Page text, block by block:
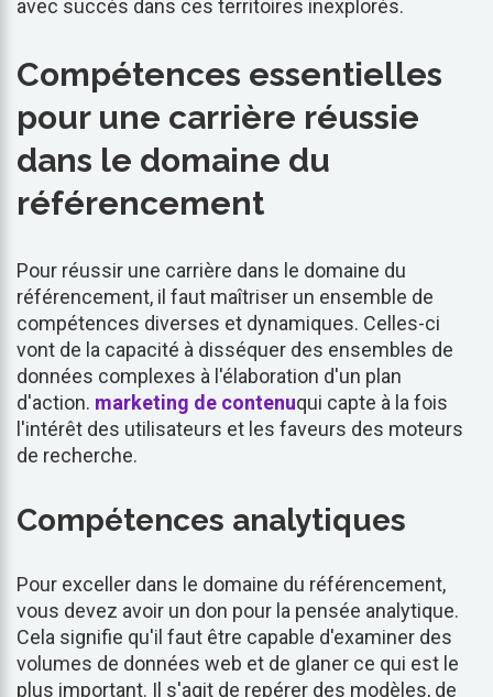
avec succès dans ces territoires inexplorés.
Compétences essentielles
pour une carrière réussie
dans le domaine du
référencement
Pour réussir une carrière dans le domaine du
référencement, il faut maîtriser un ensemble de
compétences diverses et dynamiques. Celles-ci
vont de la capacité à disséquer des ensembles de
données complexes à l'élaboration d'un plan
d'action. marketing de contenuqui capte à la fois
l'intérêt des utilisateurs et les faveurs des moteurs
de recherche.
Compétences analytiques
Pour exceller dans le domaine du référencement,
vous devez avoir un don pour la pensée analytique.
Cela signifie qu'il faut être capable d'examiner des
volumes de données web et de glaner ce qui est le
plus important. Il s'agit de repérer des modèles, de